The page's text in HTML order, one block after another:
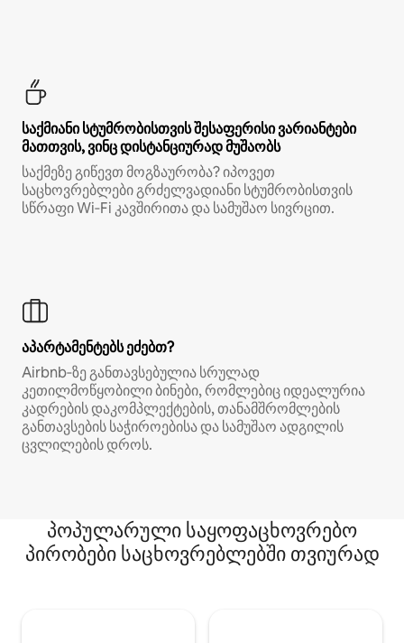
საქმიანი სტუმრობისთვის შესაფერისი ვარიანტები
მათთვის, ვინც დისტანციურად მუშაობს
საქმეზე გიწევთ მოგზაურობა? იპოვეთ
საცხოვრებლები გრძელვადიანი სტუმრობისთვის
სწრაფი Wi‑Fi კავშირითა და სამუშაო სივრცით.
აპარტამენტებს ეძებთ?
Airbnb‑ზე განთავსებულია სრულად
კეთილმოწყობილი ბინები, რომლებიც იდეალურია
კადრების დაკომპლექტების, თანამშრომლების
განთავსების საჭიროებისა და სამუშაო ადგილის
ცვლილების დროს.
პოპულარული საყოფაცხოვრებო
პირობები საცხოვრებლებში თვიურად